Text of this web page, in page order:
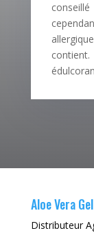
Aloe Vera Gel
Distributeur